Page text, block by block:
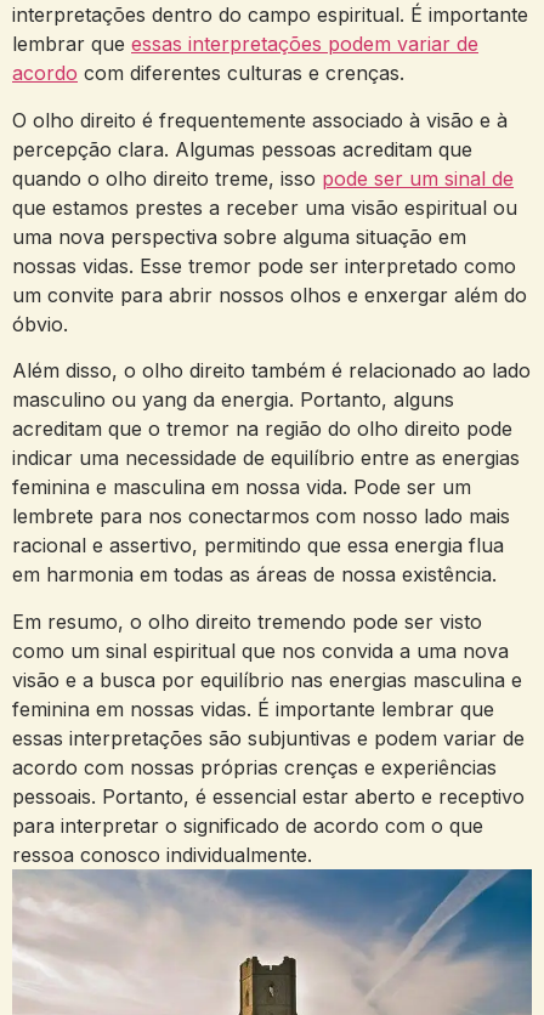
interpretações⁣ dentro do campo espiritual. É importante
lembrar que‍ essas interpretações podem variar de
acordo com diferentes⁢ culturas e crenças.
O olho direito é⁢ frequentemente associado à visão e à
percepção​ clara. Algumas ⁢pessoas acreditam que
quando​ o olho direito treme, isso ⁣ pode ser um sinal de
que⁣ estamos prestes a receber uma visão espiritual ou
uma nova⁤ perspectiva sobre alguma situação‍ em
⁤nossas vidas. Esse⁢ tremor pode ser⁤ interpretado como ​
um convite ⁤para abrir​ nossos⁢ olhos e​ enxergar além do
óbvio.
Além ⁤disso, o olho direito‌ também ⁤é relacionado ao ‌lado
⁢masculino ⁢ou⁢ yang ⁤da energia. Portanto, alguns
acreditam que o tremor ⁤na ⁣região⁣ do olho direito pode
indicar uma necessidade⁣ de⁣ equilíbrio entre as energias⁤
feminina e masculina em nossa⁤ vida. Pode ser um
lembrete para nos conectarmos com nosso lado mais
racional e assertivo, permitindo‌ que essa⁢ energia flua
em harmonia em todas as⁣ áreas de nossa existência.
Em resumo, ​o olho‍ direito ​tremendo pode ser visto
⁢como um sinal espiritual⁤ que‍ nos convida ⁤a uma ‍nova
visão e a busca por ​equilíbrio nas energias masculina e⁤
feminina em⁣ nossas ⁣vidas. ⁤É‍ importante lembrar que
essas interpretações‍ são subjuntivas e podem variar ‍de
acordo com nossas‍ próprias ⁤crenças ​e experiências​
pessoais. Portanto, é essencial estar aberto e receptivo
para interpretar o ‌significado ⁢de⁣ acordo com o que
ressoa conosco ​individualmente.